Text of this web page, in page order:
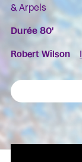
& Arpels
Durée 80'
Robert Wilson